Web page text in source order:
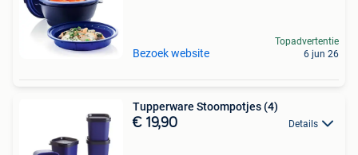
Bezoek website
Topadvertentie
6 jun 26
Tupperware Stoompotjes (4)
€ 19,90 Details